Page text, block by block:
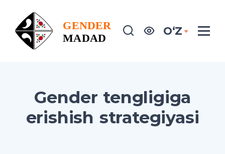
OʻZ
Gender tengligiga
erishish strategiyasi